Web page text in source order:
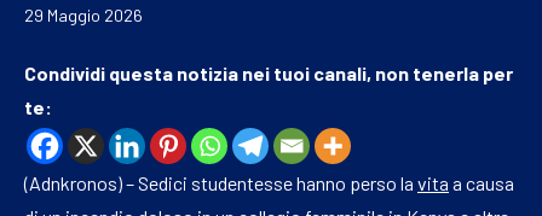
29 Maggio 2026
Condividi questa notizia nei tuoi canali, non tenerla per
te:
(Adnkronos) – Sedici studentesse hanno perso la vita a causa